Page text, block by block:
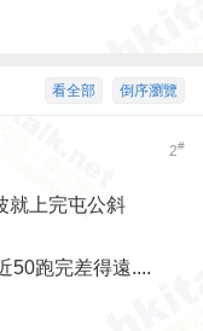
倒序瀏覽
看全部
2#
就上完屯公斜
50跑完差得遠....